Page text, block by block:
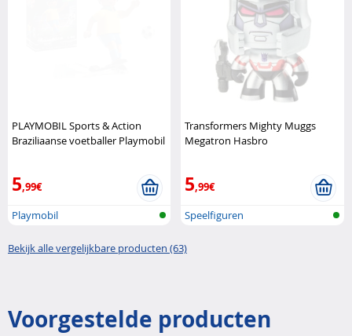
PLAYMOBIL Sports & Action
Braziliaanse voetballer Playmobil
5,99€
Playmobil
Transformers Mighty Muggs
Megatron Hasbro
5,99€
Speelfiguren
Bekijk alle vergelijkbare producten (63)
Voorgestelde producten